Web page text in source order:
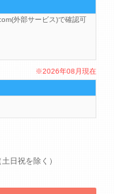
外部サービス)で確認可
※2026年08月現在
日祝を除く）